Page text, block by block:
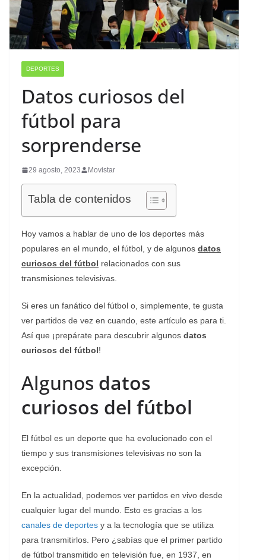
DEPORTES
Datos curiosos del
fútbol para
sorprenderse
29 agosto, 2023 Movistar
Tabla de contenidos
Hoy vamos a hablar de uno de los deportes más
populares en el mundo, el fútbol, y de algunos datos
curiosos del fútbol relacionados con sus
transmisiones televisivas.
Si eres un fanático del fútbol o, simplemente, te gusta
ver partidos de vez en cuando, este artículo es para ti.
Así que ¡prepárate para descubrir algunos datos
curiosos del fútbol!
Algunos datos
curiosos del fútbol
El fútbol es un deporte que ha evolucionado con el
tiempo y sus transmisiones televisivas no son la
excepción.
En la actualidad, podemos ver partidos en vivo desde
cualquier lugar del mundo. Esto es gracias a los
canales de deportes y a la tecnología que se utiliza
para transmitirlos. Pero ¿sabías que el primer partido
de fútbol transmitido en televisión fue, en 1937, en